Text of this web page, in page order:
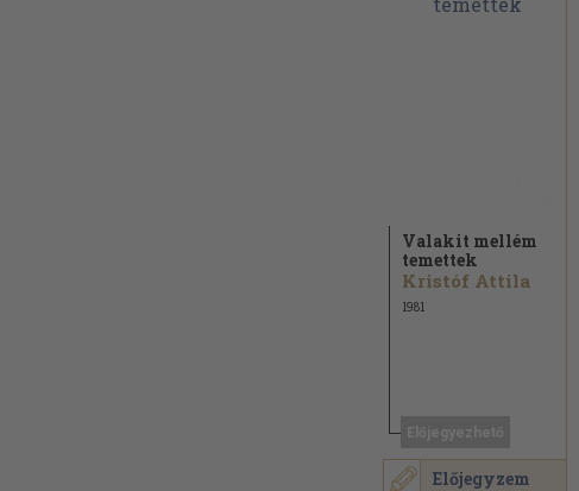
Előjegyzem
Valakit mellém
temettek
Kristóf Attila
1981